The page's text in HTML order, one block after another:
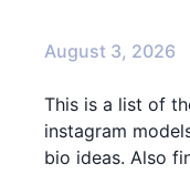
August 3, 2026
This is a list of
instagram
bio ideas. Also